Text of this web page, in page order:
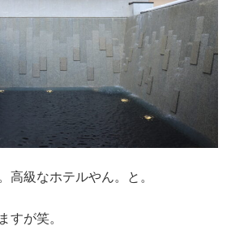
高級なホテルやん。と。
すが笑。